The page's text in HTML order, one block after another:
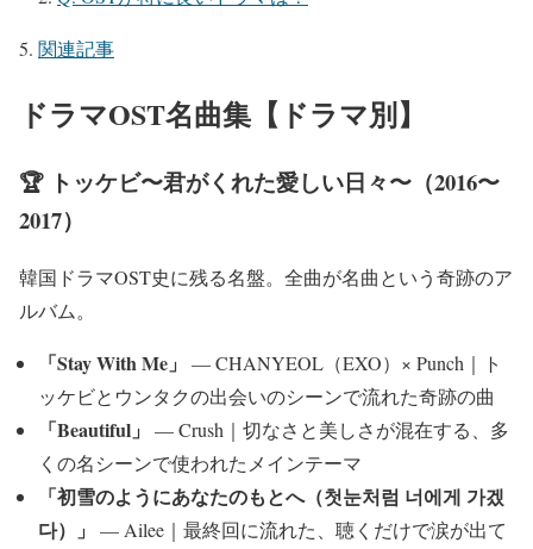
関連記事
ドラマOST名曲集【ドラマ別】
🏆 トッケビ〜君がくれた愛しい日々〜（2016〜
2017）
韓国ドラマOST史に残る名盤。全曲が名曲という奇跡のア
ルバム。
「Stay With Me」
— CHANYEOL（EXO）× Punch｜ト
ッケビとウンタクの出会いのシーンで流れた奇跡の曲
「Beautiful」
— Crush｜切なさと美しさが混在する、多
くの名シーンで使われたメインテーマ
「初雪のようにあなたのもとへ（첫눈처럼 너에게 가겠
다）」
— Ailee｜最終回に流れた、聴くだけで涙が出て